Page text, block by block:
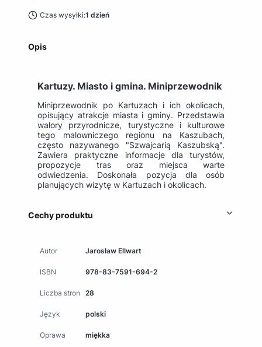
Czas wysyłki:1 dzień
Opis
Kartuzy. Miasto i gmina. Miniprzewodnik
Miniprzewodnik po Kartuzach i ich okolicach,
opisujący atrakcje miasta i gminy. Przedstawia
walory przyrodnicze, turystyczne i kulturowe
tego malowniczego regionu na Kaszubach,
często nazywanego "Szwajcarią Kaszubską".
Zawiera praktyczne informacje dla turystów,
propozycje tras oraz miejsca warte
odwiedzenia. Doskonała pozycja dla osób
planujących wizytę w Kartuzach i okolicach.
Cechy produktu
Autor Jarosław Ellwart
ISBN 978-83-7591-694-2
Liczba stron 28
Język polski
Oprawa miękka